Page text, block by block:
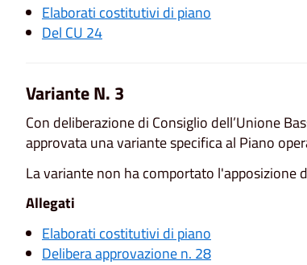
Elaborati costitutivi di piano
Del CU 24
Variante N. 3
Con deliberazione di Consiglio dell’Unione
approvata una variante specifica al Piano
La variante non ha comportato l'apposizione
Allegati
Elaborati costitutivi di piano
Delibera approvazione n. 28